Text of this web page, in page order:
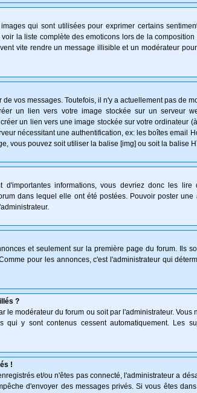
qui sont utilisées pour exprimer certains
la liste complète des emoticons lors de la
vite rendre un message illisible et un modérateur
vos messages. Toutefois, il n'y a actuellement pas de
un lien vers votre image stockée sur un serveur
un lien vers une image stockée sur votre ordinateur
nécessitant une authentification, ex: les boîtes email
vous pouvez soit utiliser la balise [img] ou soit la balise
d'importantes informations, vous devriez donc les
dans lequel elle ont été postées. Pouvoir poster
et seulement sur la première page du forum. Ils
pour les annonces, c'est l'administrateur qui
?
le modérateur du forum ou soit par l'administrateur.
qui y sont contenus cessent automatiquement. Les
!
et/ou n'êtes pas connecté, l'administrateur a
d'envoyer des messages privés. Si vous êtes